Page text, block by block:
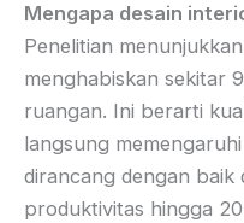
Mengapa desain
Penelitian
menghabiskan sekitar
ruangan. Ini berarti
langsung
dirancang dengan baik
produktivitas hingga